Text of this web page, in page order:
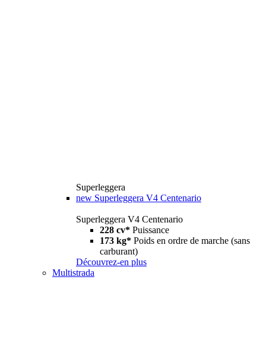
Superleggera
new Superleggera V4 Centenario
Superleggera V4 Centenario
228 cv* Puissance
173 kg* Poids en ordre de marche (sans
carburant)
Découvrez-en plus
Multistrada